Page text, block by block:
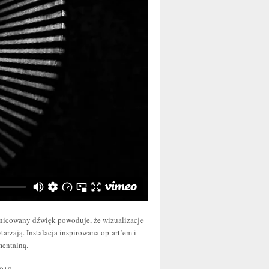
dźwięk powoduje, że wizualizacje